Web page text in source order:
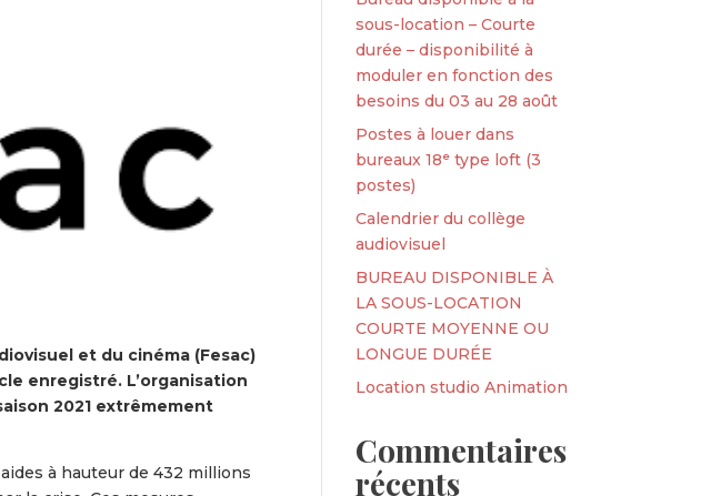
et du cinéma (Fesac)
enregistré. L’organisation
2021 extrêmement
à hauteur de 432 millions
sous-location – Courte
durée – disponibilité à
moduler en fonction des
besoins du 03 au 28 août
Postes à louer dans
bureaux 18ᵉ type loft (3
postes)
Calendrier du collège
audiovisuel
BUREAU DISPONIBLE À
LA SOUS-LOCATION
COURTE MOYENNE OU
LONGUE DURÉE
Location studio Animation
Commentaires
récents